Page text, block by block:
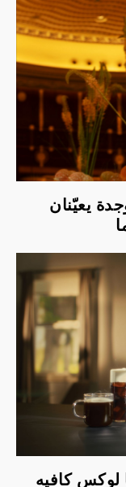
يعيّنان
لوكس كافيه